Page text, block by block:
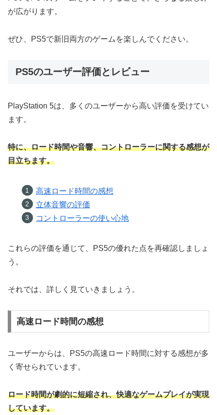
が広がります。
ぜひ、PS5で新旧両方のゲームを楽しんでください。
PS5のユーザー評価とレビュー
PlayStation 5は、多くのユーザーから高い評価を受けてい
ます。
特に、ロード時間や音響、コントローラーに関する感想が
目立ちます。
高速ロード時間の感想
立体音響の評価
コントローラーの使い心地
これらの評価を通じて、PS5の優れた点を再確認しましょ
う。
それでは、詳しく見ていきましょう。
高速ロード時間の感想
ユーザーからは、PS5の高速ロード時間に対する感想が多
く寄せられています。
ロード時間が劇的に短縮され、快適なゲームプレイが実現
しています。